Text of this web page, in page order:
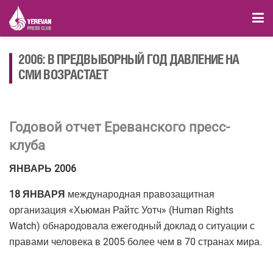
2006: В ПРЕДВЫБОРНЫЙ ГОД ДАВЛЕНИЕ НА
СМИ ВОЗРАСТАЕТ
Годовой отчет Ереванского пресс-
клуба
ЯНВАРЬ 2006
18 ЯНВАРЯ международная правозащитная
организация «Хьюман Райтс Уотч» (Human Rights
Watch) обнародовала ежегодный доклад о ситуации с
правами человека в 2005 более чем в 70 странах мира.